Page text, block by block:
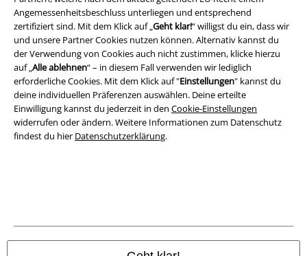
Angemessenheitsbeschluss unterliegen und entsprechend
zertifiziert sind. Mit dem Klick auf „Geht klar!“ willigst du ein, dass wir
und unsere Partner Cookies nutzen können. Alternativ kannst du
der Verwendung von Cookies auch nicht zustimmen, klicke hierzu
auf „Alle ablehnen“ – in diesem Fall verwenden wir lediglich
erforderliche Cookies. Mit dem Klick auf "Einstellungen" kannst du
deine individuellen Präferenzen auswählen. Deine erteilte
Einwilligung kannst du jederzeit in den Cookie-Einstellungen
widerrufen oder ändern. Weitere Informationen zum Datenschutz
findest du hier Datenschutzerklärung.
Impressum
Datenschutz
Entsorgung und Umweltschutz
Konformitätserklärung
Information zur Barrierefreiheit
© 1986-2026 E.M.P. Merchandising HGmbH